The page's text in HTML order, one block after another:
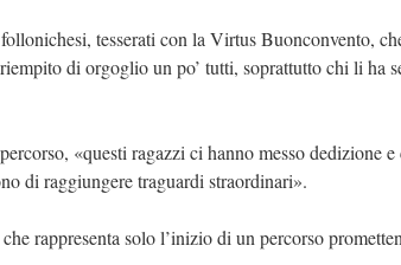
tesserati con la Virtus Buonconvento,
di orgoglio un po’ tutti, soprattutto chi li ha
«questi ragazzi ci hanno messo dedizione
di raggiungere traguardi straordinari».
rappresenta solo l’inizio di un percorso